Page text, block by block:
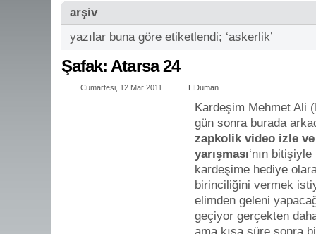
arşiv
yazılar buna göre etiketlendi; ‘askerlik’
Şafak: Atarsa 24
Cumartesi, 12 Mar 2011 HDuman
Kardeşim Mehmet Ali
gün sonra burada
zapkolik video izle
yarışması‘nın
kardeşime hediye
birinciliğini vermek
elimden geleni
geçiyor gerçekten